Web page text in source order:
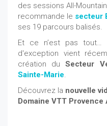
des sessions All-
recommande le secteur
ses 19 parcours balisés.
Et ce n’est pas tout…
d'exception vient
création duSecteur
Sainte-Marie
Découvrez la nouvelle
Domaine VTT Provence